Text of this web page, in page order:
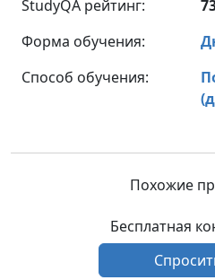
StudyQA рейтинг:
Форма обучения:
Способ обучения:
Похожие
Бесплатная